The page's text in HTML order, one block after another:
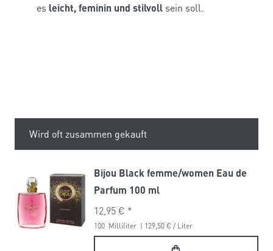
es leicht, feminin und stilvoll sein soll.
Wird oft zusammen gekauft
Bijou Black femme/women Eau de
Parfum 100 ml
12,95 € *
100 Milliliter | 129,50 € / Liter